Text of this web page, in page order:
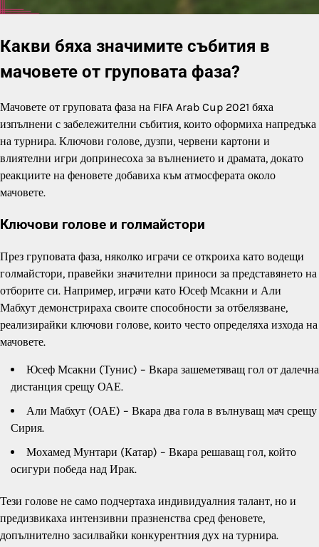
Какви бяха значимите събития в
мачовете от груповата фаза?
Мачовете от груповата фаза на FIFA Arab Cup 2021 бяха
изпълнени с забележителни събития, които оформиха напредъка
на турнира. Ключови голове, дузпи, червени картони и
влиятелни игри допринесоха за вълнението и драмата, докато
реакциите на феновете добавиха към атмосферата около
мачовете.
Ключови голове и голмайстори
През груповата фаза, няколко играчи се откроиха като водещи
голмайстори, правейки значителни приноси за представянето на
отборите си. Например, играчи като Юсеф Мсакни и Али
Мабхут демонстрираха своите способности за отбелязване,
реализирайки ключови голове, които често определяха изхода на
мачовете.
Юсеф Мсакни (Тунис) – Вкара зашеметяващ гол от далечна
дистанция срещу ОАЕ.
Али Мабхут (ОАЕ) – Вкара два гола в вълнуващ мач срещу
Сирия.
Мохамед Мунтари (Катар) – Вкара решаващ гол, който
осигури победа над Ирак.
Тези голове не само подчертаха индивидуалния талант, но и
предизвикаха интензивни празненства сред феновете,
допълнително засилвайки конкурентния дух на турнира.